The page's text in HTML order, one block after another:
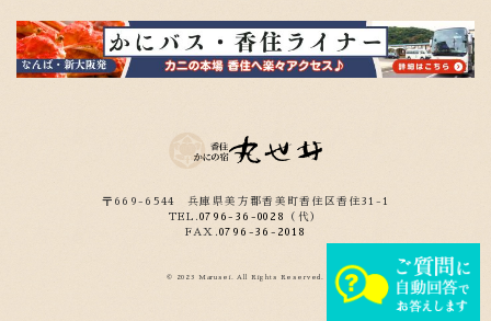
〒669-6544兵庫県美方郡香美町香住区香住31-1
TEL.0796-36-0028
（代）
FAX.0796-36-2018
© 2023 Marusei. All Rights Reserved.